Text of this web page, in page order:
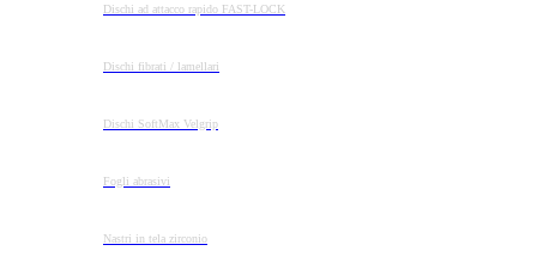
Dischi ad attacco rapido FAST-LOCK
Dischi fibrati / lamellari
Dischi SoftMax Velgrip
Fogli abrasivi
Nastri in tela zirconio